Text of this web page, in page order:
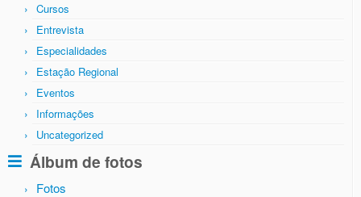
Cursos
Entrevista
Especialidades
Estação Regional
Eventos
Informações
Uncategorized
Álbum de fotos
Fotos